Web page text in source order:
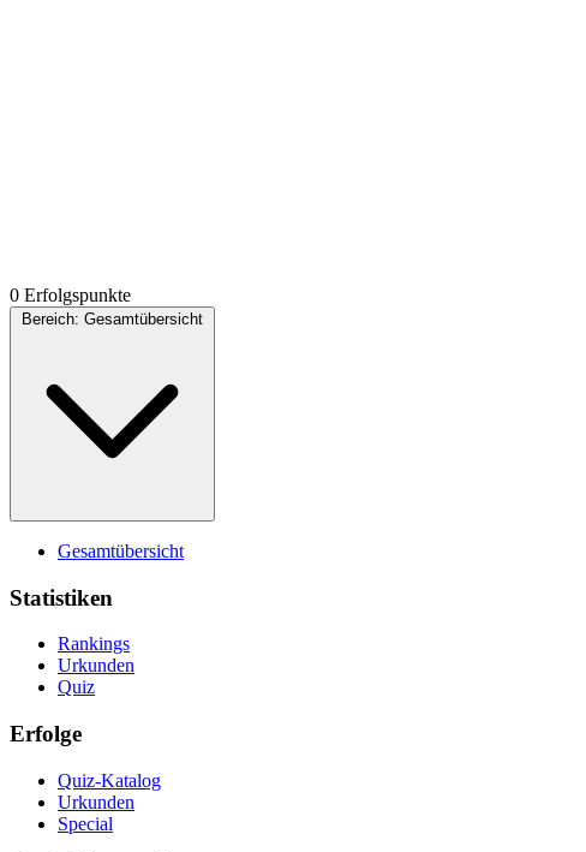
0 Erfolgspunkte
Bereich: Gesamtübersicht
Gesamtübersicht
Statistiken
Rankings
Urkunden
Quiz
Erfolge
Quiz-Katalog
Urkunden
Special